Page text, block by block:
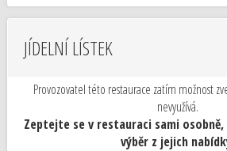
JÍDELNÍ LÍSTEK
Provozovatel této restaurace zatím možnost
nevyužívá.
Zeptejte se v restauraci sami osobně,
výběr z jejich